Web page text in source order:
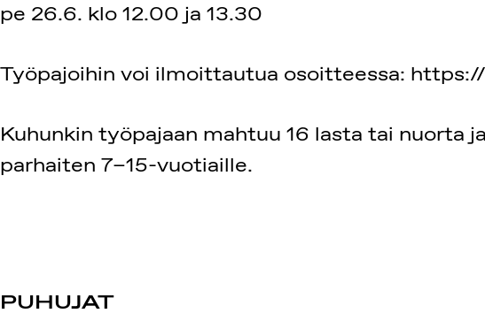
pe 26.6. klo 12.00 ja 13.30
Työpajoihin voi ilmoittautua osoitteessa:
Kuhunkin työpajaan mahtuu 16 lasta tai
parhaiten 7–15-vuotiaille.
PUHUJAT